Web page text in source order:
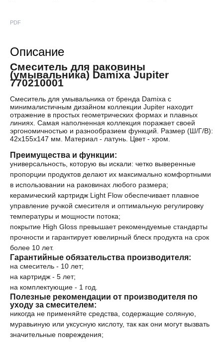
PDF
Описание
Смеситель для раковины
(умывальника) Damixa Jupiter
770210001
Смеситель для умывальника от бренда Damixa с
минималистичным дизайном коллекции Jupiter находит
отражение в простых геометрических формах и плавных
линиях. Самая наполненная коллекция поражает своей
эргономичностью и разнообразием функций. Размер (Ш/Г/В):
42x155x147 мм. Материал - латунь. Цвет - хром.
Преимущества и функции:
универсальность, которую вы искали: четко выверенные
пропорции продуктов делают их максимально комфортными
в использовании на раковинах любого размера;
керамический картридж Light Flow обеспечивает плавное
управление ручкой смесителя и оптимальную регулировку
температуры и мощности потока;
покрытие High Gloss превышает рекомендуемые стандарты
прочности и гарантирует ювелирный блеск продукта на срок
более 10 лет.
Гарантийные обязательства производителя:
на смеситель - 10 лет;
на картридж - 5 лет;
на комплектующие - 1 год.
Полезные рекомендации от производителя по
уходу за смесителем:
никогда не применяйте средства, содержащие соляную,
муравьиную или уксусную кислоту, так как они могут вызвать
значительные повреждения;